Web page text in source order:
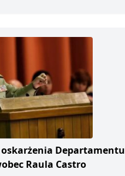
oskarżenia Departamentu
Raula Castro